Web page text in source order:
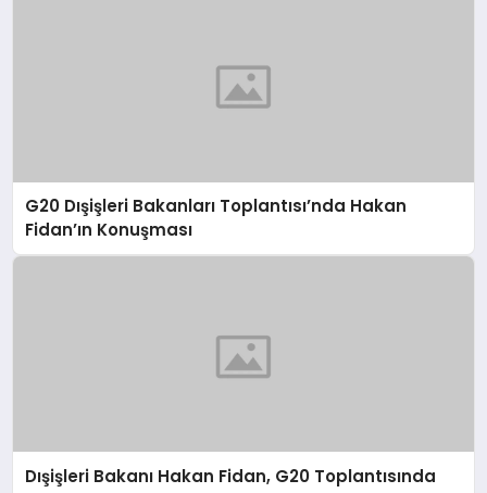
G20 Dışişleri Bakanları Toplantısı’nda Hakan
Fidan’ın Konuşması
Dışişleri Bakanı Hakan Fidan, G20 Toplantısında